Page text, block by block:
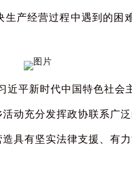
产经营过程中遇到的困
平新时代中国特色社会
动充分发挥政协联系广
具有坚实法律支援、有